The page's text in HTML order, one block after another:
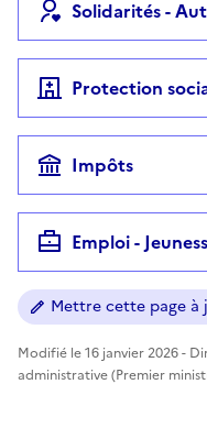
Solidarités -
Protection
Impôts
Emploi -
Mettre cette page à
Modifié le 16 janvier 2026 -
administrative (Premier